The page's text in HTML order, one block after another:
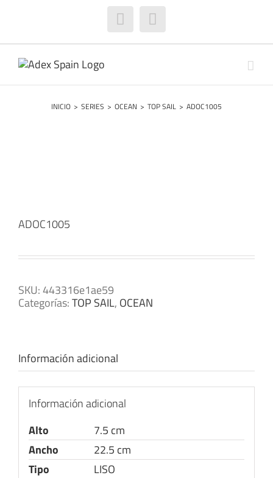
Facebook
INICIO > SERIES > OCEAN > TOP SAIL > ADOC1005
ADOC1005
SKU:443316e1ae59
Categorías:TOP SAIL, OCEAN
Información adicional
Información adicional
Alto
7.5 cm
Ancho
22.5 cm
Tipo
LISO